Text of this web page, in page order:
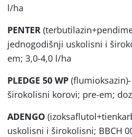
l/ha
PENTER
jednogodišnji uskolisni i
em; 3,0-4,0 l/ha
PLEDGE 50 WP
širokolisni korovi; pre-em;
ADENGO
uskolisni i širokolisni; BBCH